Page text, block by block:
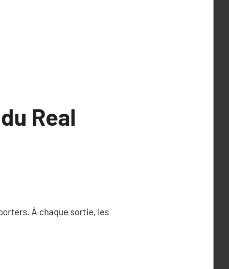
Real
À chaque sortie, les